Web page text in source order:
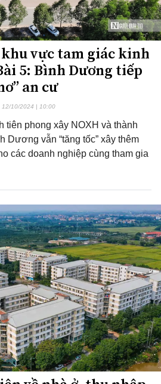
vực tam giác kinh
5: Bình Dương tiếp
an cư
12/10/2024 | 10:00
tiên phong xây NOXH và thành
Dương vẫn “tăng tốc” xây thêm
các doanh nghiệp cùng tham gia